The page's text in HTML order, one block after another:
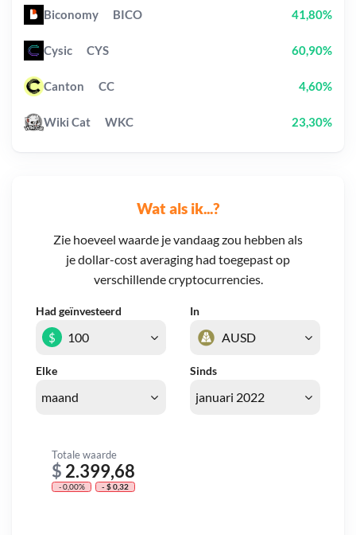
Wat als ik...?
Zie hoeveel waarde je vandaag zou hebben als
je dollar-cost averaging had toegepast op
verschillende cryptocurrencies.
Had geïnvesteerd In
Elke Sinds
$
Totale waarde
$ 2.399,68
- 0,00% - $ 0,32
Biconomy BICO 41,80%
Cysic CYS 60,90%
Canton CC 4,60%
Wiki Cat WKC 23,30%